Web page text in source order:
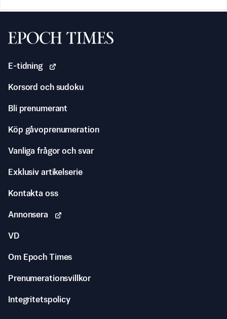
Svenska Epoch Times
E-tidning
Korsord och sudoku
Bli prenumerant
Köp gåvoprenumeration
Vanliga frågor och svar
Exklusiv artikelserie
Kontakta oss
Annonsera
VD
Om Epoch Times
Prenumerationsvillkor
Integritetspolicy